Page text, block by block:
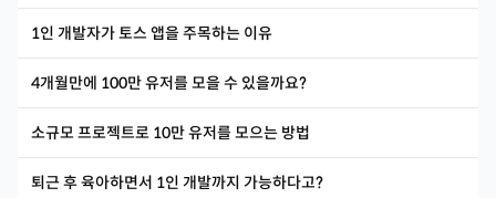
1인 개발자가 토스 앱을 주목하는 이유
4개월만에 100만 유저를 모을 수 있을까요?
소규모 프로젝트로 10만 유저를 모으는 방법
퇴근 후 육아하면서 1인 개발까지 가능하다고?